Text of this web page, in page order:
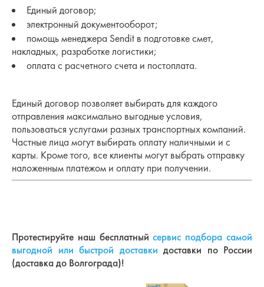
Единый договор;
электронный документооборот;
помощь менеджера Sendit в подготовке смет,
накладных, разработке логистики;
оплата с расчетного счета и постоплата.
Единый договор позволяет выбирать для каждого
отправления максимально выгодные условия,
пользоваться услугами разных транспортных компаний.
Частные лица могут выбирать оплату наличными и с
карты. Кроме того, все клиенты могут выбрать отправку
наложенным платежом и оплату при получении.
Протестируйте наш бесплатныйсервис подбора самой
выгодной или быстрой доставки доставки по России
(доставка до Волгограда)!